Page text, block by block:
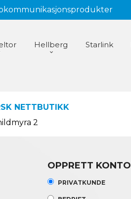
Hellberg Starlink
NETTBUTIKK
2
OPPRETT KONTO
PRIVATKUNDE